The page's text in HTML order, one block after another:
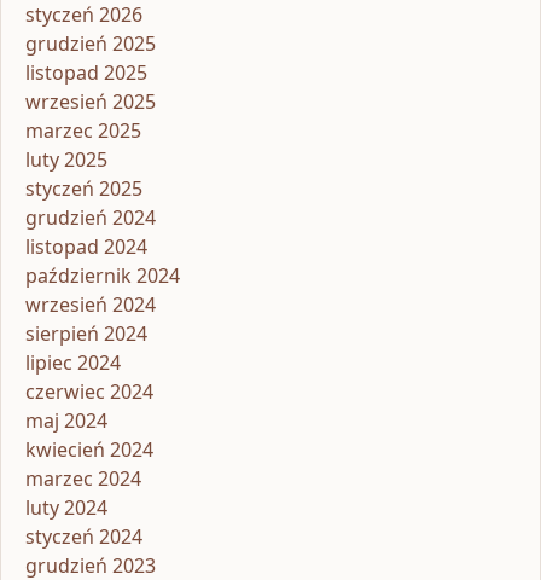
styczeń 2026
grudzień 2025
listopad 2025
wrzesień 2025
marzec 2025
luty 2025
styczeń 2025
grudzień 2024
listopad 2024
październik 2024
wrzesień 2024
sierpień 2024
lipiec 2024
czerwiec 2024
maj 2024
kwiecień 2024
marzec 2024
luty 2024
styczeń 2024
grudzień 2023